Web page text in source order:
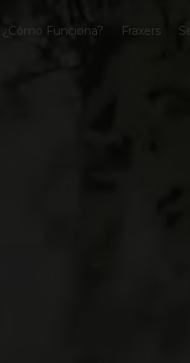
¿Cómo Funciona? Fraxers